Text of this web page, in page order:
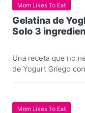
Mom Likes To Eat
Gelatina de
Solo 3
Una receta que no
de Yogurt Griego
Mom Likes To Eat